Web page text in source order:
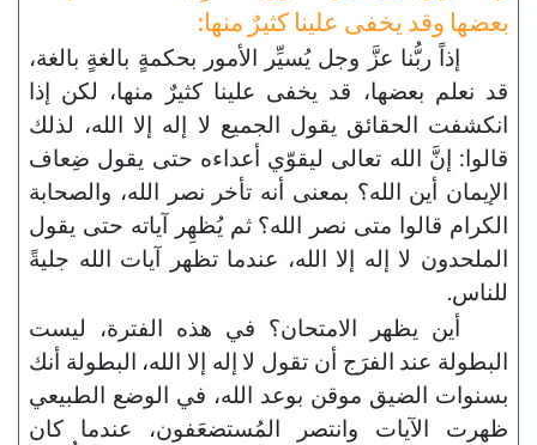
بعضها وقد يخفى علينا كثيرٌ منها:
إذاً ربُّنا عزَّ وجل يُسيِّر الأمور بحكمةٍ بالغةٍ بالغة،
قد نعلم بعضها، قد يخفى علينا كثيرٌ منها، لكن إذا
انكشفت الحقائق يقول الجميع لا إله إلا الله، لذلك
قالوا: إنَّ الله تعالى ليقوّي أعداءه حتى يقول ضِعاف
الإيمان أين الله؟ بمعنى أنه تأخر نصر الله، والصحابة
الكرام قالوا متى نصر الله؟ ثم يُظهِر آياته حتى يقول
الملحدون لا إله إلا الله، عندما تظهر آيات الله جليةً
للناس.
أين يظهر الامتحان؟ في هذه الفترة، ليست
البطولة عند الفرَج أن تقول لا إله إلا الله، البطولة أنك
بسنوات الضيق موقن بوعد الله، في الوضع الطبيعي
ظهرت الآيات وانتصر المُستضعَفون، عندما كان